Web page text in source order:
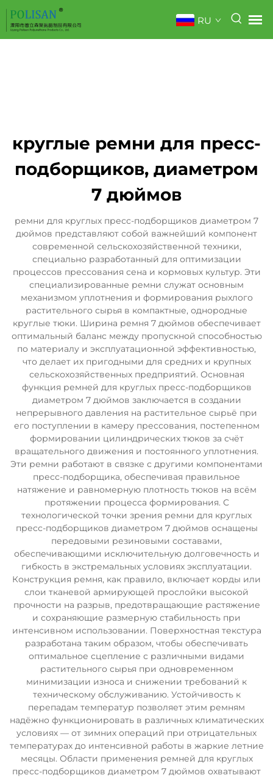
RU
круглые ремни для пресс-
подборщиков, диаметром
7 дюймов
ремни для круглых пресс-подборщиков диаметром 7
дюймов представляют собой важнейший компонент
современной сельскохозяйственной техники,
специально разработанный для оптимизации
процессов прессования сена и кормовых культур. Эти
специализированные ремни служат основным
механизмом уплотнения и формирования рыхлого
растительного сырья в компактные, однородные
круглые тюки. Ширина ремня 7 дюймов обеспечивает
оптимальный баланс между пропускной способностью
по материалу и эксплуатационной эффективностью,
что делает их пригодными для средних и крупных
сельскохозяйственных предприятий. Основная
функция ремней для круглых пресс-подборщиков
диаметром 7 дюймов заключается в создании
непрерывного давления на растительное сырьё при
его поступлении в камеру прессования, постепенном
формировании цилиндрических тюков за счёт
вращательного движения и постоянного уплотнения.
Эти ремни работают в связке с другими компонентами
пресс-подборщика, обеспечивая правильное
натяжение и равномерную плотность тюков на всём
протяжении процесса формирования. С
технологической точки зрения ремни для круглых
пресс-подборщиков диаметром 7 дюймов оснащены
передовыми резиновыми составами,
обеспечивающими исключительную долговечность и
гибкость в экстремальных условиях эксплуатации.
Конструкция ремня, как правило, включает корды или
слои тканевой армирующей прослойки высокой
прочности на разрыв, предотвращающие растяжение
и сохраняющие размерную стабильность при
интенсивном использовании. Поверхностная текстура
разработана таким образом, чтобы обеспечивать
оптимальное сцепление с различными видами
растительного сырья при одновременном
минимизации износа и снижении требований к
техническому обслуживанию. Устойчивость к
перепадам температур позволяет этим ремням
надёжно функционировать в различных климатических
условиях — от зимних операций при отрицательных
температурах до интенсивной работы в жаркие летние
месяцы. Области применения ремней для круглых
пресс-подборщиков диаметром 7 дюймов охватывают